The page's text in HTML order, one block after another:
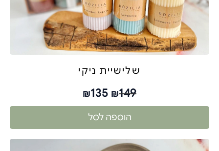
שלישיית ניקי
₪149
₪135
הוספה לסל